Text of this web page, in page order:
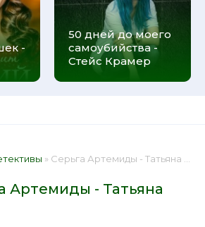
-
50 дней до моего
самоубийства -
Стейс Крамер
» Серьга Артемиды - Татьяна Устинова 📕 - Книга онлайн бесплатно
Артемиды - Татьяна